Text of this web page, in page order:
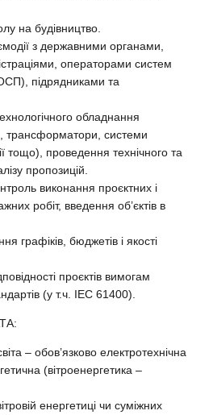
на будівництво.
з державними органами,
операторами систем
підрядниками та
обладнання
трансформатори, системи
тощо), проведення технічного та
пропозицій.
виконання проєктних і
робіт, введення об’єктів в
графіків, бюджетів і якості
проєктів вимогам
(у т.ч. IEC 61400).
– обов’язково електротехнічна
(вітроенергетика –
енергетиці чи суміжних